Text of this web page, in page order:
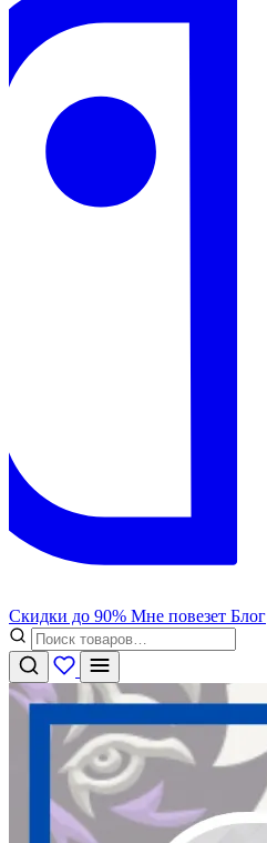
Скидки до 90% Мне повезет Блог